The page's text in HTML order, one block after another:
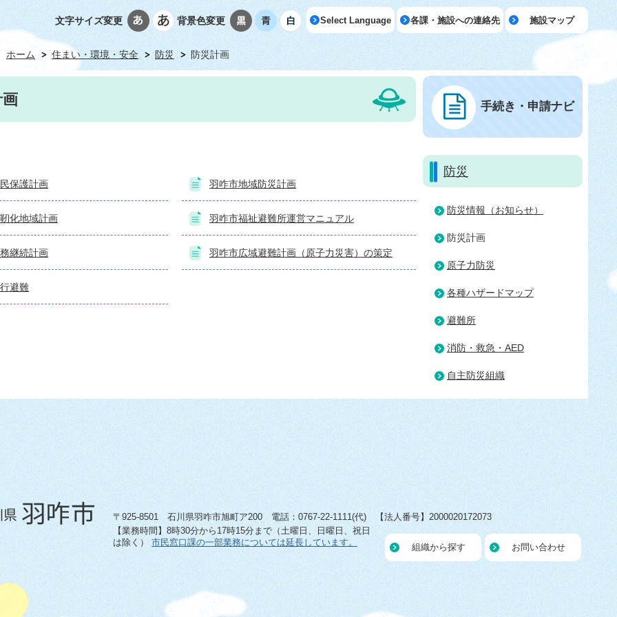
文字サイズ変更 背景色変更 Select Language 各課・施設への連絡先 施設マップ
ホーム 住まい・環境・安全 防災 防災計画
保護計画 羽咋市地域防災計画
化地域計画 羽咋市福祉避難所運営マニュアル
継続計画 羽咋市広域避難計画（原子力災害）の策定
避難
手続き・申請ナビ
防災
防災情報（お知らせ）
防災計画
原子力防災
各種ハザードマップ
避難所
消防・救急・AED
自主防災組織
〒925-8501 石川県羽咋市旭町ア200 電話：0767-22-1111(代) 【法人番号】2000020172073
【業務時間】8時30分から17時15分まで（土曜日、日曜日、祝日
は除く） 市民窓口課の一部業務については延長しています。 組織から探す お問い合わせ